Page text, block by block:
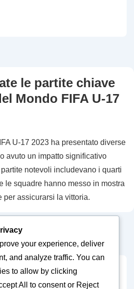
le partite chiave
Mondo FIFA U-17
U-17 2023 ha presentato diverse
avuto un impatto significativo
notevoli includevano i quarti
le squadre hanno messo in mostra
per assicurarsi la vittoria.
… 5
your experience, deliver
and analyze traffic. You can
to allow by clicking
All to consent or Reject